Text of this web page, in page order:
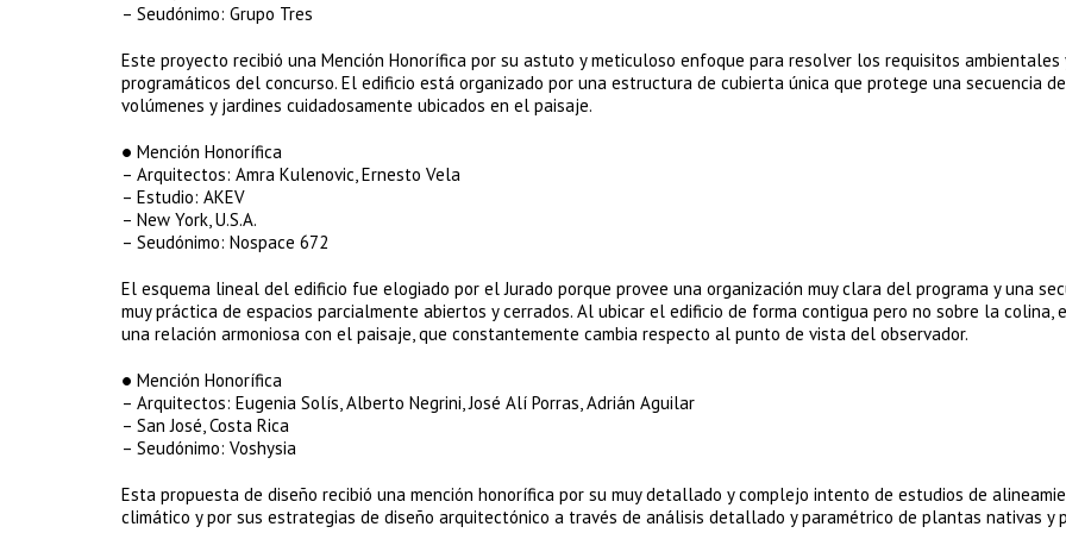
– Seudónimo: Grupo Tres
Este proyecto recibió una Mención Honorífica por su astuto y meticuloso enfoque para resolver los requisitos ambientales
programáticos del concurso. El edificio está organizado por una estructura de cubierta única que protege una secuencia de
volúmenes y jardines cuidadosamente ubicados en el paisaje.
● Mención Honorífica
– Arquitectos: Amra Kulenovic, Ernesto Vela
– Estudio: AKEV
– New York, U.S.A.
– Seudónimo: Nospace 672
El esquema lineal del edificio fue elogiado por el Jurado porque provee una organización muy clara del programa y una
muy práctica de espacios parcialmente abiertos y cerrados. Al ubicar el edificio de forma contigua pero no sobre la colina,
una relación armoniosa con el paisaje, que constantemente cambia respecto al punto de vista del observador.
● Mención Honorífica
– Arquitectos: Eugenia Solís, Alberto Negrini, José Alí Porras, Adrián Aguilar
– San José, Costa Rica
– Seudónimo: Voshysia
Esta propuesta de diseño recibió una mención honorífica por su muy detallado y complejo intento de estudios de
climático y por sus estrategias de diseño arquitectónico a través de análisis detallado y paramétrico de plantas nativas y